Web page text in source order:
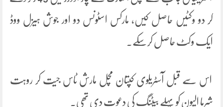
کر دو وکٹیں حاصل کیں، مارکس اسٹونس دو اور جوش ہیزل ووڈ
ایک وکٹ حاصل کرسکے۔
اس سے قبل آسٹریلوی کپتان مچل مارش ٹاس جیت کر روہت
شرما الیون کو پہلے بیٹنگ کی دعوت دی تھی۔